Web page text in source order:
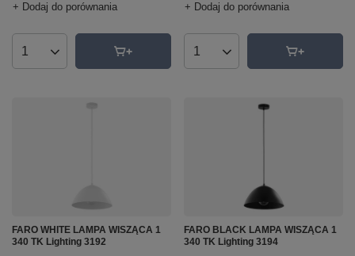
+ Dodaj do porównania
Ilość produktów
+ Dodaj do porównania
Ilość produktów
FARO WHITE LAMPA WISZĄCA 1
340 TK Lighting 3192
FARO BLACK LAMPA WISZĄCA 1
340 TK Lighting 3194